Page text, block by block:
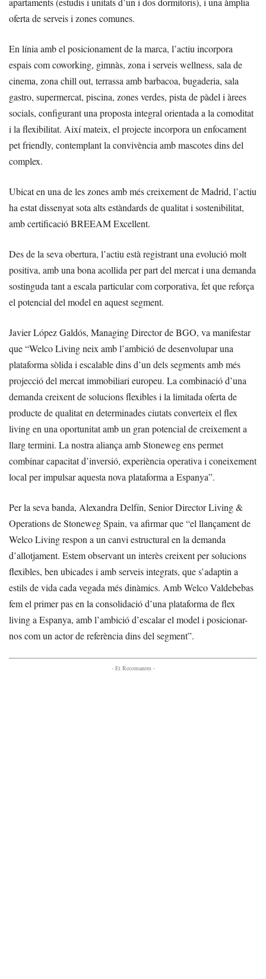
oferta de serveis i zones comunes.
En línia amb el posicionament de la marca, l’actiu incorpora
espais com coworking, gimnàs, zona i serveis wellness, sala de
cinema, zona chill out, terrassa amb barbacoa, bugaderia, sala
gastro, supermercat, piscina, zones verdes, pista de pàdel i àrees
socials, configurant una proposta integral orientada a la comoditat
i la flexibilitat. Així mateix, el projecte incorpora un enfocament
pet friendly, contemplant la convivència amb mascotes dins del
complex.
Ubicat en una de les zones amb més creixement de Madrid, l’actiu
ha estat dissenyat sota alts estàndards de qualitat i sostenibilitat,
amb certificació BREEAM Excellent.
Des de la seva obertura, l’actiu està registrant una evolució molt
positiva, amb una bona acollida per part del mercat i una demanda
sostinguda tant a escala particular com corporativa, fet que reforça
el potencial del model en aquest segment.
Javier López Galdós, Managing Director de BGO, va manifestar
que “Welco Living neix amb l’ambició de desenvolupar una
plataforma sòlida i escalable dins d’un dels segments amb més
projecció del mercat immobiliari europeu. La combinació d’una
demanda creixent de solucions flexibles i la limitada oferta de
producte de qualitat en determinades ciutats converteix el flex
living en una oportunitat amb un gran potencial de creixement a
llarg termini. La nostra aliança amb Stoneweg ens permet
combinar capacitat d’inversió, experiència operativa i coneixement
local per impulsar aquesta nova plataforma a Espanya”.
Per la seva banda, Alexandra Delfín, Senior Director Living &
Operations de Stoneweg Spain, va afirmar que “el llançament de
Welco Living respon a un canvi estructural en la demanda
d’allotjament. Estem observant un interès creixent per solucions
flexibles, ben ubicades i amb serveis integrats, que s’adaptin a
estils de vida cada vegada més dinàmics. Amb Welco Valdebebas
fem el primer pas en la consolidació d’una plataforma de flex
living a Espanya, amb l’ambició d’escalar el model i posicionar-
nos com un actor de referència dins del segment”.
- Et Recomanem -